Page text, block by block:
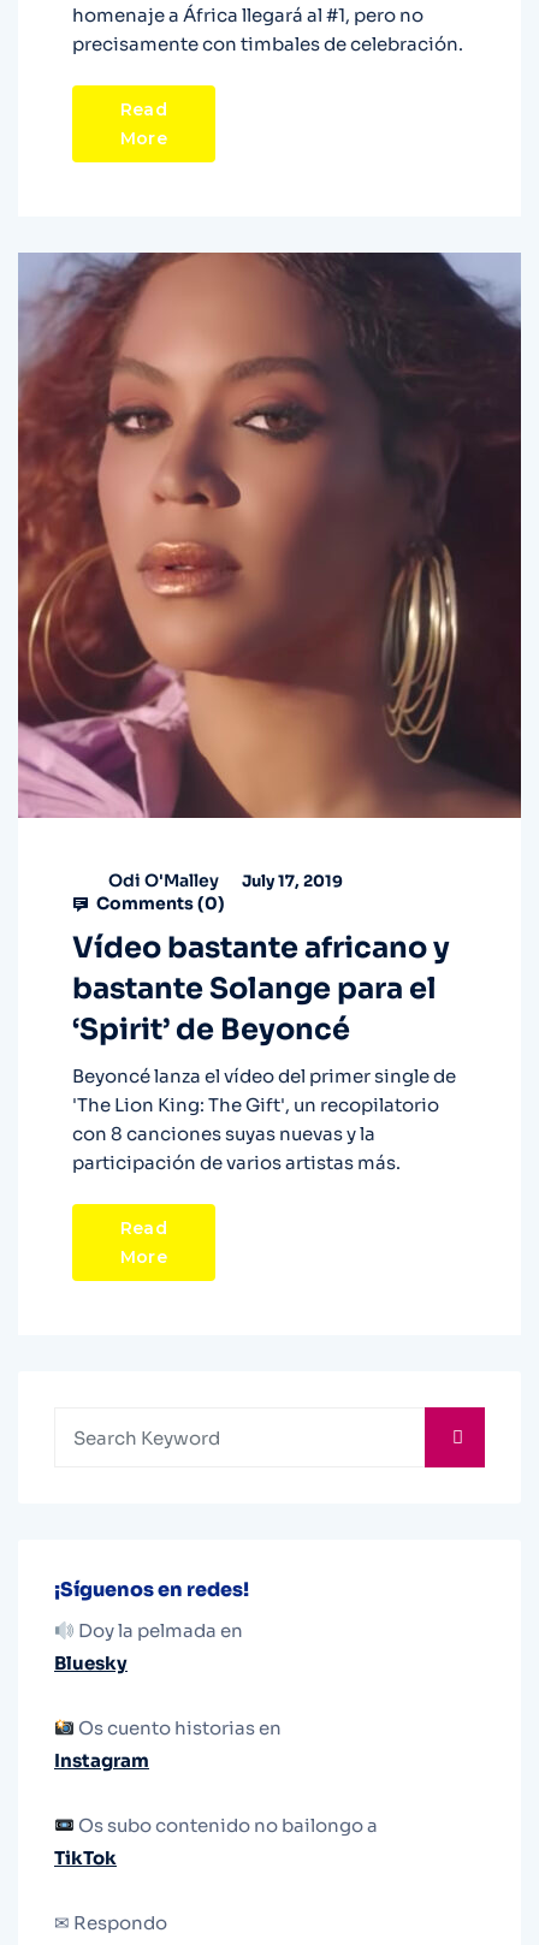
homenaje a África llegará al #1, pero no
precisamente con timbales de celebración.
Read
More
Odi O'Malley July 17, 2019
Comments (0)
Vídeo bastante africano y
bastante Solange para el
‘Spirit’ de Beyoncé
Beyoncé lanza el vídeo del primer single de
'The Lion King: The Gift', un recopilatorio
con 8 canciones suyas nuevas y la
participación de varios artistas más.
Read
More
¡Síguenos en redes!
Doy la pelmada en
Bluesky
Os cuento historias en
Instagram
Os subo contenido no bailongo a
TikTok
✉ Respondo